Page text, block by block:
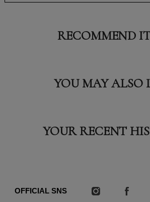
RECOMMEND
YOU MAY ALSO
YOUR RECENT
OFFICIAL SNS